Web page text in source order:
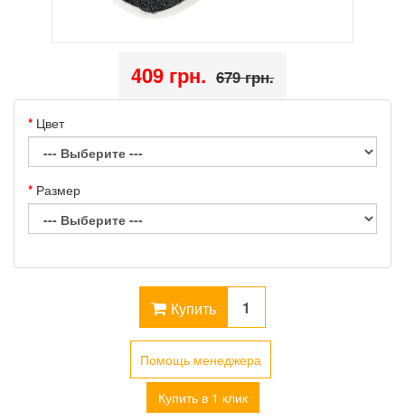
409 грн. 679 грн.
Цвет
Размер
Купить
Помощь менеджера
Купить в 1 клик